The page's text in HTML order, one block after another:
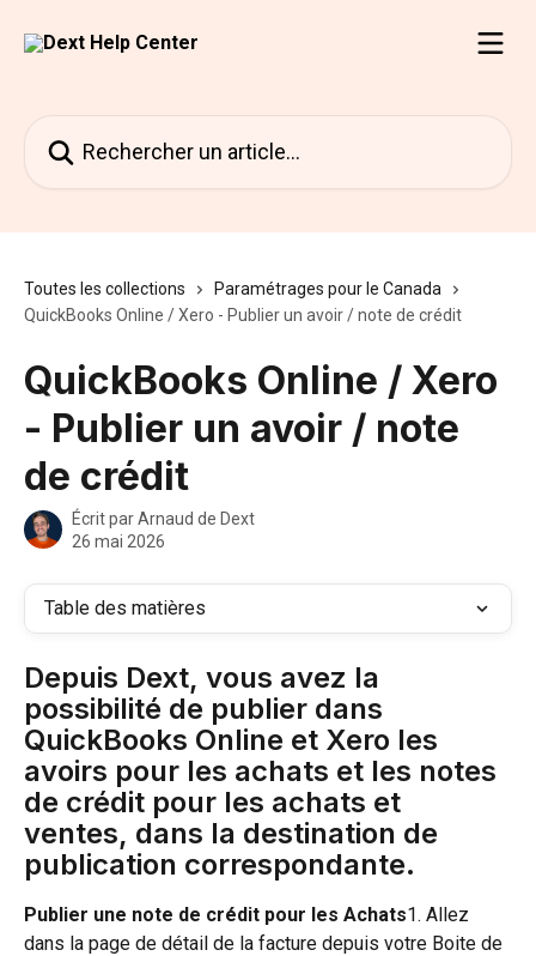
Toutes les collections
Paramétrages pour le Canada
QuickBooks Online / Xero - Publier un avoir / note de crédit
QuickBooks Online / Xero
- Publier un avoir / note
de crédit
Écrit parArnaud de Dext
26 mai 2026
Table des matières
Depuis Dext, vous avez la
possibilité de publier dans
QuickBooks Online et Xero les
avoirs pour les achats et les notes
de crédit pour les achats et
ventes, dans la destination de
publication correspondante.
Publier une note de crédit pour les Achats1. Allez
dans la page de détail de la facture depuis votre Boite de